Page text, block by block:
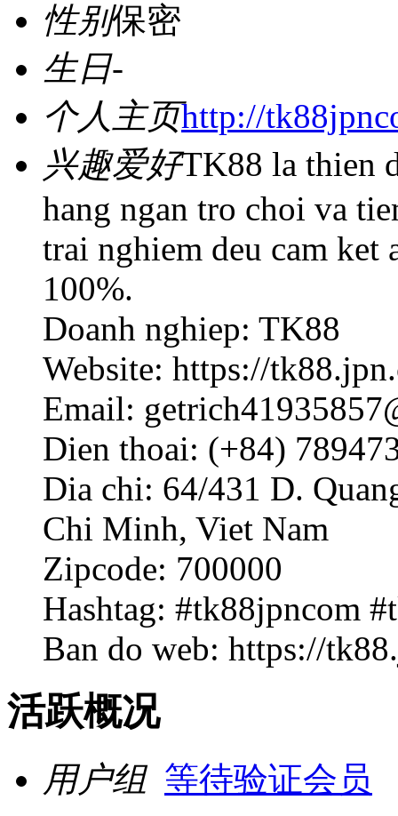
性别保密
生日-
个人主页http://
兴趣爱好TK88 la thien
hang ngan tro choi va
trai nghiem deu cam ket
100%.
Doanh nghiep: TK88
Website: https://
Email:
Dien thoai: (+84)
Dia chi: 64/431 D.
Chi Minh, Viet Nam
Zipcode: 700000
Hashtag: #tk88jpncom
Ban do web: https://
活跃概况
用户组 等待验证会员